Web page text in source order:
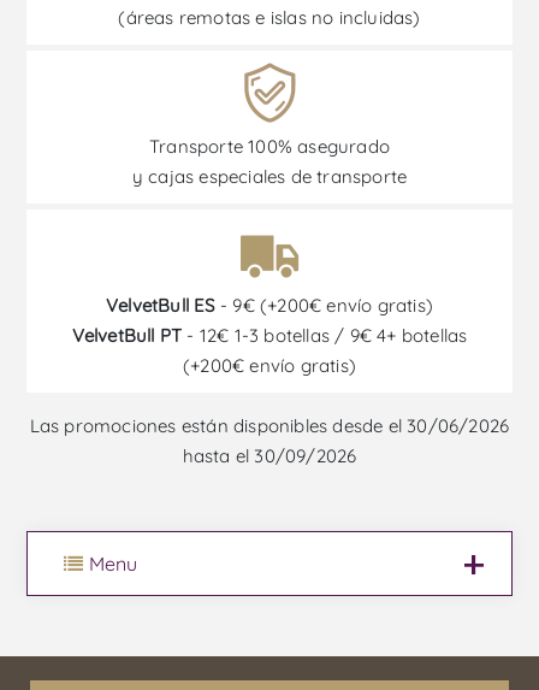
(áreas remotas e islas no incluidas)
Transporte 100% asegurado
y cajas especiales de transporte
VelvetBull ES- 9€ (+200€ envío gratis)
VelvetBull PT - 12€ 1-3 botellas / 9€ 4+ botellas
(+200€ envío gratis)
Las promociones están disponibles desde el 30/06/2026
hasta el 30/09/2026
Menu